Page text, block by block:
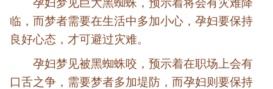
孕妇梦见巨大黑蜘蛛，预示着将会有灾难降
临，而梦者需要在生活中多加小心，孕妇要保持
良好心态，才可避过灾难。
孕妇梦见被黑蜘蛛咬，预示着在职场上会有
口舌之争，需要梦者多加堤防，而孕妇则要保持